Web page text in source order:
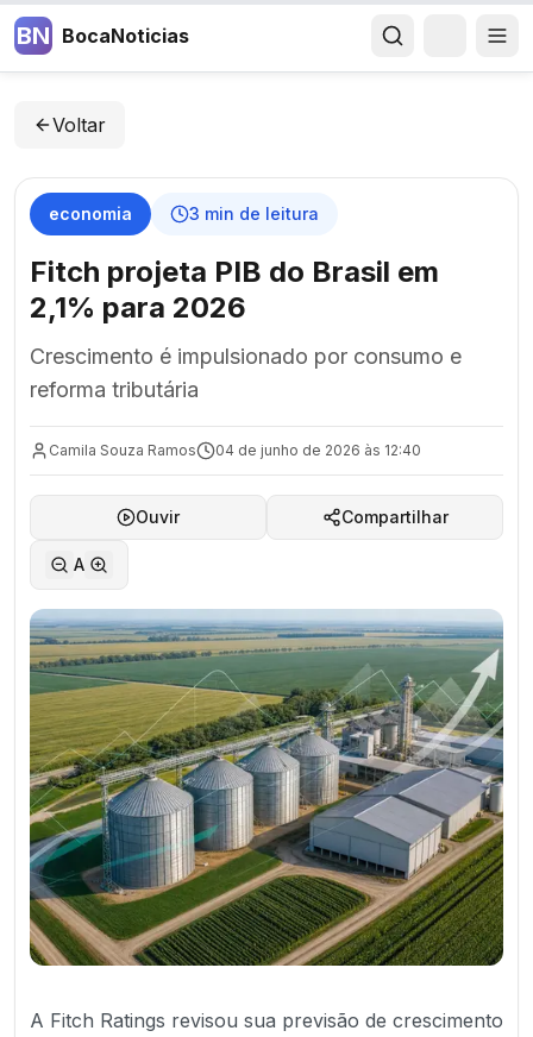
BN BocaNoticias
Voltar
economia 3 min de leitura
Fitch projeta PIB do Brasil em
2,1% para 2026
Crescimento é impulsionado por consumo e
reforma tributária
Camila Souza Ramos 04 de junho de 2026 às 12:40
Ouvir Compartilhar
A
A Fitch Ratings revisou sua previsão de crescimento